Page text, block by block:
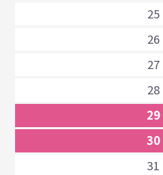
25
26
27
28
29
30
31